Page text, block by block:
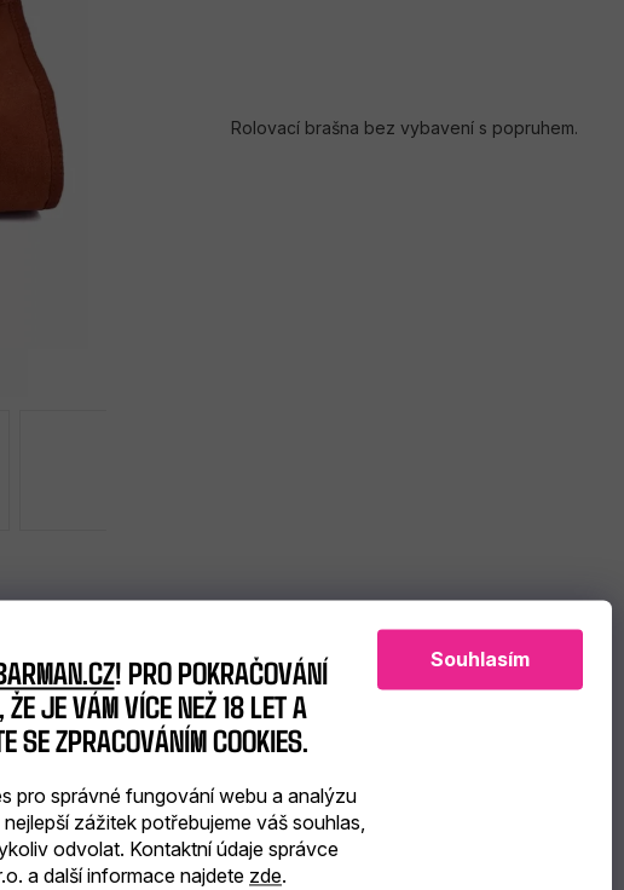
! PRO POKRAČOVÁNÍ
ŽE JE VÁM VÍCE NEŽ 18 LET A
SE ZPRACOVÁNÍM COOKIES.
pro správné fungování webu a analýzu
zážitek potřebujeme váš souhlas,
odvolat. Kontaktní údaje správce
a další informace najdete zde.
Souhlasím
Rolovací brašna bez vybavení s popruhem.